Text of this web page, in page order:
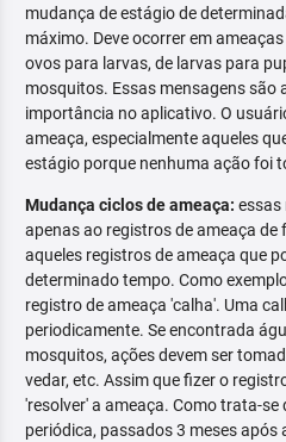
mudança de estágio de
máximo. Deve ocorrer em
ovos para larvas, de larvas para
mosquitos. Essas mensagens são
importância no aplicativo. O
ameaça, especialmente aqueles
estágio porque nenhuma ação foi
Mudança ciclos de ameaça: essas
apenas ao registros de ameaça de
aqueles registros de ameaça que
determinado tempo. Como
registro de ameaça 'calha'. Uma
periodicamente. Se encontrada
mosquitos, ações devem ser
vedar, etc. Assim que fizer o
'resolver' a ameaça. Como trata-se
periódica, passados 3 meses após